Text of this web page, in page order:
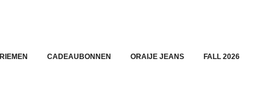
RIEMEN CADEAUBONNEN ORAIJE JEANS FALL 2026